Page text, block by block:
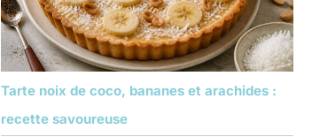
Tarte noix de coco, bananes et arachides :
recette savoureuse